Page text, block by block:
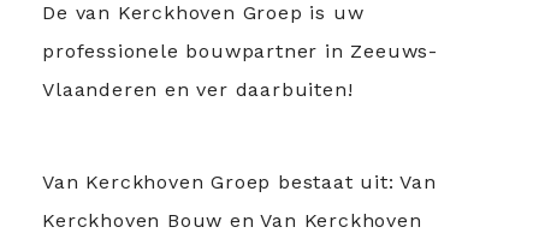
De van Kerckhoven Groep is uw
professionele bouwpartner in Zeeuws-
Vlaanderen en ver daarbuiten!
Van Kerckhoven Groep bestaat uit: Van
Kerckhoven Bouw en Van Kerckhoven